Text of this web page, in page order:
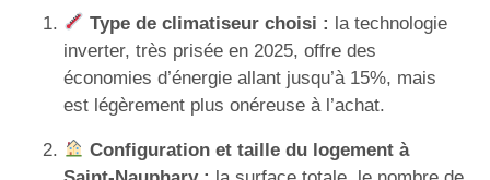
Type de climatiseur choisi : la technologie
inverter, très prisée en 2025, offre des
économies d’énergie allant jusqu’à 15%, mais
est légèrement plus onéreuse à l’achat.
Configuration et taille du logement à